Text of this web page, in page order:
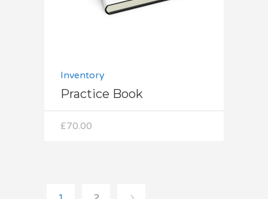
Inventory
Practice Book
£70.00